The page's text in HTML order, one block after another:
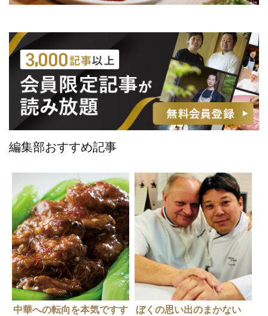
編集部おすすめ記事
中華への転向を本気ですす
ぼくの思い出のまかない